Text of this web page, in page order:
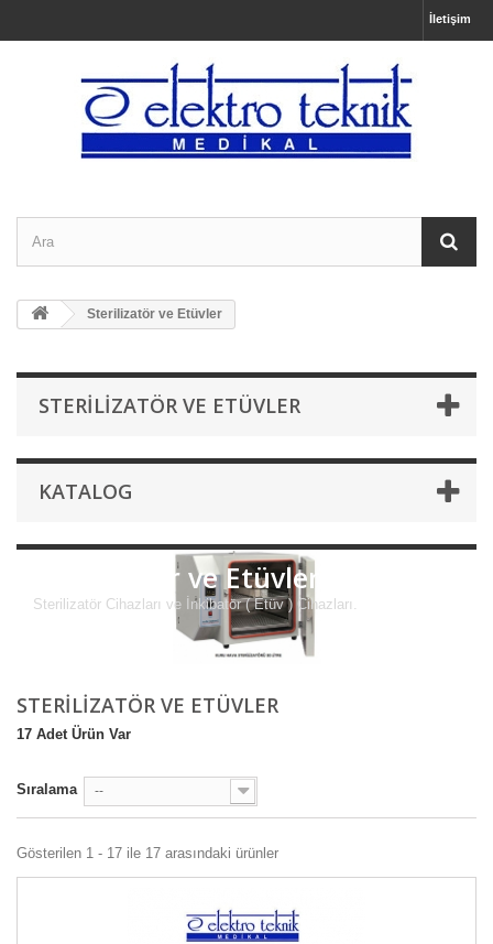
İletişim
Sterilizatör ve Etüvler
STERILIZATÖR VE ETÜVLER
KATALOG
Sterilizatör ve Etüvler
Sterilizatör Cihazları ve İnkibatör ( Etüv ) Cihazları.
STERILIZATÖR VE ETÜVLER
17 Adet Ürün Var
Sıralama --
Gösterilen 1 - 17 ile 17 arasındaki ürünler